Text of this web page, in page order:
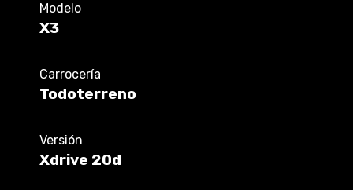
Modelo
X3
Carrocería
Todoterreno
Versión
Xdrive 20d